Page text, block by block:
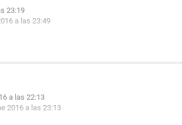
23:19
a las 23:49
a las 22:13
2016 a las 23:13